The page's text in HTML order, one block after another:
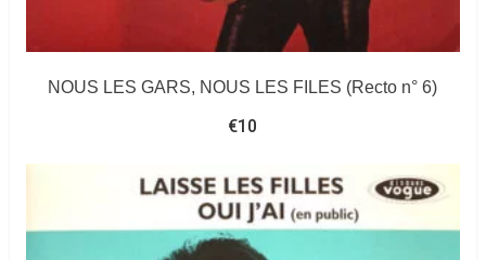
NOUS LES GARS, NOUS LES FILES (Recto n° 6)
€10